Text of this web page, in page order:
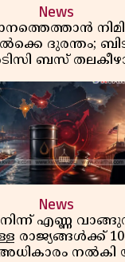
News
ദുരന്തം;
ബസ്
News
എണ്ണ
രാജ്യങ്ങൾക്ക്
അധികാരം